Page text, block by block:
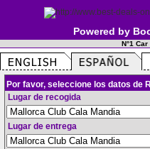
Powered by
N°1
Por favor, seleccione los datos de
Lugar de recogida
Lugar de entrega